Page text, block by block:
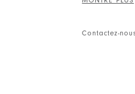
poitrine.
Contactez-